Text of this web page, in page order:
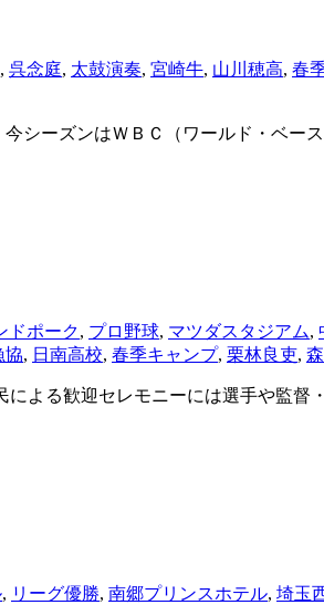
, 呉念庭, 太鼓演奏, 宮崎牛, 山川穂高, 春
ーズンはＷＢＣ（ワールド・ベー
ドポーク, プロ野球, マツダスタジアム,
協, 日南高校, 春季キャンプ, 栗林良吏,
る歓迎セレモニーには選手や監督
, リーグ優勝, 南郷プリンスホテル, 埼玉